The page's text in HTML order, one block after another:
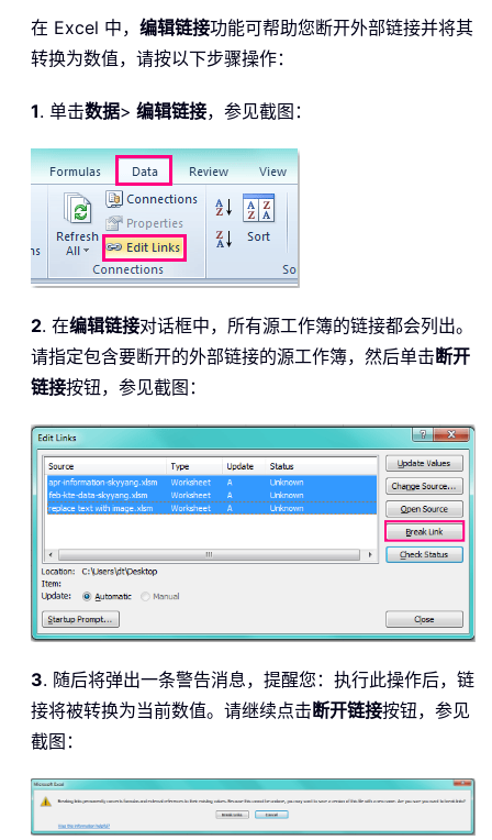
在 Excel 中， 编辑链接功能可帮助您断开外部链接并将其
转换为数值，请按以下步骤操作：
1. 单击数据> 编辑链接，参见截图：
2. 在编辑链接对话框中，所有源工作簿的链接都会列出。
请指定包含要断开的外部链接的源工作簿，然后单击 断开
链接按钮，参见截图：
3. 随后将弹出一条警告消息，提醒您：执行此操作后，链
接将被转换为当前数值。请继续点击断开链接按钮，参见
截图：